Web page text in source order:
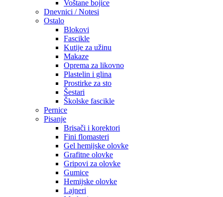
Voštane bojice
Dnevnici / Notesi
Ostalo
Blokovi
Fascikle
Kutije za užinu
Makaze
Oprema za likovno
Plastelin i glina
Prostirke za sto
Šestari
Školske fascikle
Pernice
Pisanje
Brisači i korektori
Fini flomasteri
Gel hemijske olovke
Grafitne olovke
Gripovi za olovke
Gumice
Hemijske olovke
Lajneri